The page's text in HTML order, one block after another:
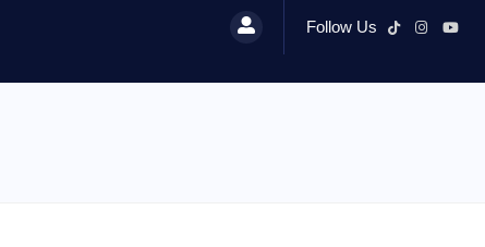
Follow Us